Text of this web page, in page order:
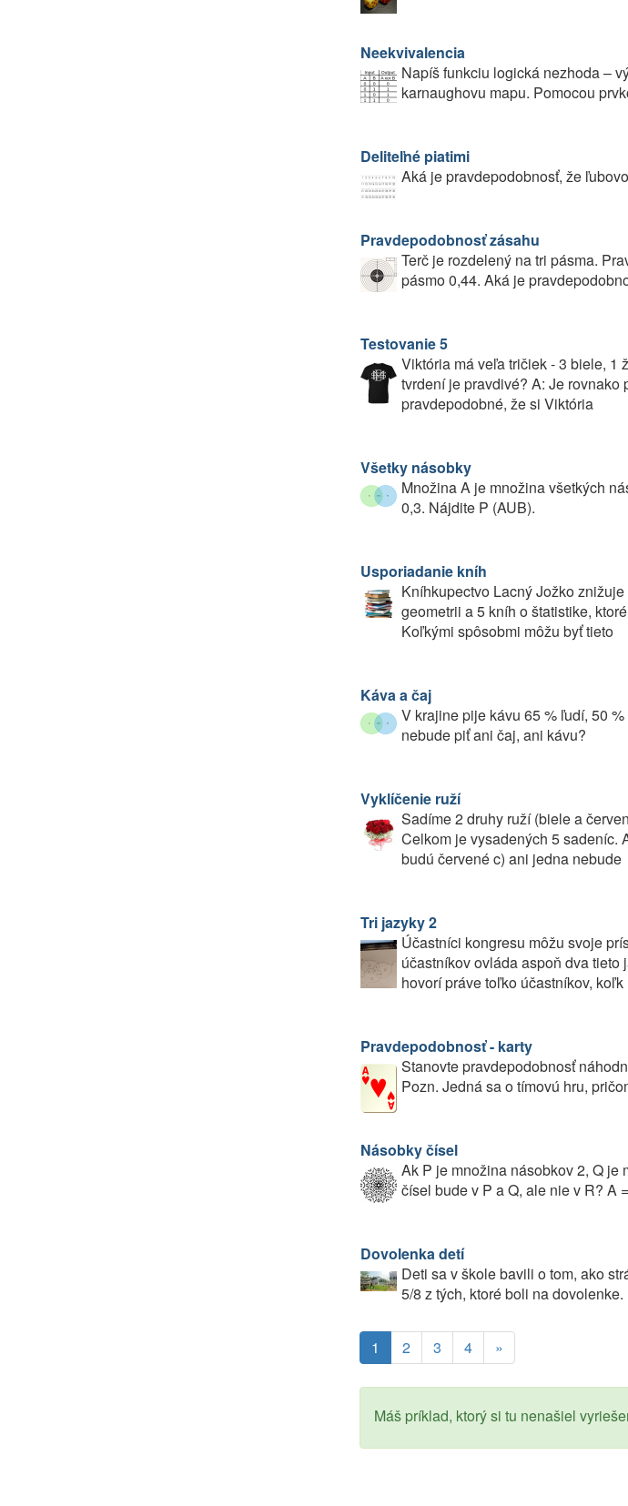
Neekvivalencia
Napíš funkciu logická nezhoda –
karnaughovu mapu. Pomocou
Deliteľné piatimi
Aká je pravdepodobnosť, že
Pravdepodobnosť zásahu
Terč je rozdelený na tri pásma.
pásmo 0,44. Aká je
Testovanie 5
Viktória má veľa tričiek - 3 biele, 1
tvrdení je pravdivé? A: Je
pravdepodobné, že si Viktória
Všetky násobky
Množina A je množina všetkých
0,3. Nájdite P (AUB).
Usporiadanie kníh
Kníhkupectvo Lacný Jožko
geometrii a 5 kníh o štatistike,
Koľkými spôsobmi môžu byť tieto
Káva a čaj
V krajine pije kávu 65 % ľudí, 50
nebude piť ani čaj, ani kávu?
Vyklíčenie ruží
Sadíme 2 druhy ruží (biele a
Celkom je vysadených 5 sadeníc.
budú červené c) ani jedna nebude
Tri jazyky 2
Účastníci kongresu môžu svoje
účastníkov ovláda aspoň dva
hovorí práve toľko účastníkov, koľk
Pravdepodobnosť - karty
Stanovte pravdepodobnosť
Pozn. Jedná sa o tímovú hru,
Násobky čísel
Ak P je množina násobkov 2, Q je
čísel bude v P a Q, ale nie v R? A
Dovolenka detí
Deti sa v škole bavili o tom, ako
5/8 z tých, ktoré boli na
1 2 3 4 »
Máš príklad, ktorý si tu nenašiel